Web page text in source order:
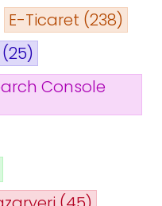
E-Ticaret (238)
(25)
Console